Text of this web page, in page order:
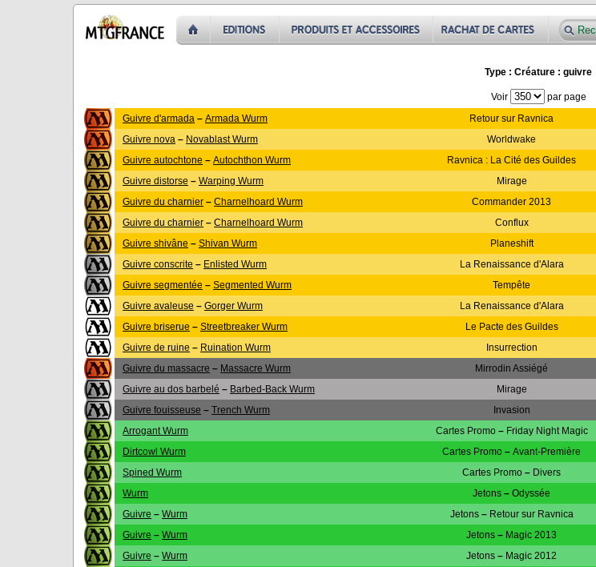
Type : Créature : guivre
Voir par page
Guivre d'armada – Armada Wurm Retour sur Ravnica
Guivre nova – Novablast Wurm Worldwake
Guivre autochtone – Autochthon Wurm Ravnica : La Cité des Guildes
Guivre distorse – Warping Wurm Mirage
Guivre du charnier – Charnelhoard Wurm Commander 2013
Guivre du charnier – Charnelhoard Wurm Conflux
Guivre shivâne – Shivan Wurm Planeshift
Guivre conscrite – Enlisted Wurm La Renaissance d'Alara
Guivre segmentée – Segmented Wurm Tempête
Guivre avaleuse – Gorger Wurm La Renaissance d'Alara
Guivre briserue – Streetbreaker Wurm Le Pacte des Guildes
Guivre de ruine – Ruination Wurm Insurrection
Guivre du massacre – Massacre Wurm Mirrodin Assiégé
Guivre au dos barbelé – Barbed-Back Wurm Mirage
Guivre fouisseuse – Trench Wurm Invasion
Arrogant Wurm Cartes Promo– Friday Night Magic
Dirtcowl Wurm Cartes Promo – Avant-Première
Spined Wurm Cartes Promo – Divers
Wurm Jetons – Odyssée
Guivre – Wurm Jetons– Retour sur Ravnica
Guivre – Wurm Jetons – Magic 2013
Guivre – Wurm Jetons – Magic 2012